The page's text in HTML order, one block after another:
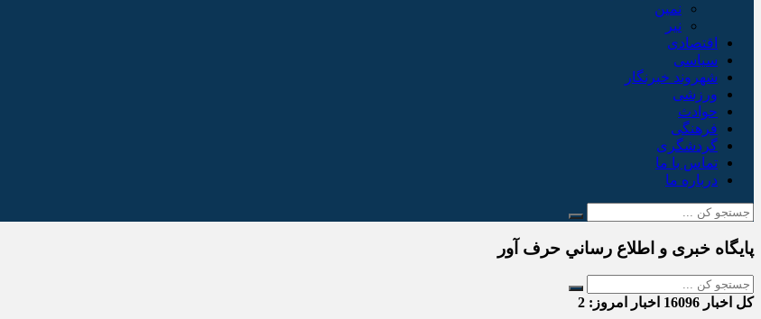
نمین
نیر
اقتصادی
سیاسی
شهروند خبرنگار
ورزشی
حوادث
فرهنگی
گردشگری
تماس با ما
درباره ما
پایگاه خبری و اطلاع رساني حرف آور
کل اخبار اخبار امروز: 2